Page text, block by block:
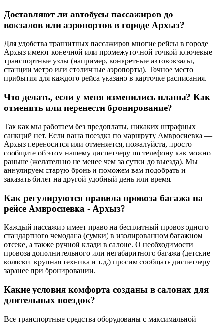
Доставляют ли автобусы пассажиров до
вокзалов или аэропортов в городе Архыз?
Для удобства транзитных пассажиров многие рейсы в городе
Архыз имеют конечной или промежуточной точкой ключевые
транспортные узлы (например, конкретные автовокзалы,
станции метро или столичные аэропорты). Точное место
прибытия для каждого рейса указано в карточке расписания.
Что делать, если у меня изменились планы? Как
отменить или перенести бронирование?
Так как мы работаем без предоплаты, никаких штрафных
санкций нет. Если ваша поездка по маршруту Амвросиевка —
Архыз переносится или отменяется, пожалуйста, просто
сообщите об этом нашему диспетчеру по телефону как можно
раньше (желательно не менее чем за сутки до выезда). Мы
аннулируем старую бронь и поможем вам подобрать и
заказать билет на другой удобный день или время.
Как регулируются правила провоза багажа на
рейсе Амвросиевка - Архыз?
Каждый пассажир имеет право на бесплатный провоз одного
стандартного чемодана (сумки) в изолированном багажном
отсеке, а также ручной клади в салоне. О необходимости
провоза дополнительного или негабаритного багажа (детские
коляски, крупная техника и т.д.) просим сообщать диспетчеру
заранее при бронировании.
Какие условия комфорта созданы в салонах для
длительных поездок?
Все транспортные средства оборудованы с максимальной